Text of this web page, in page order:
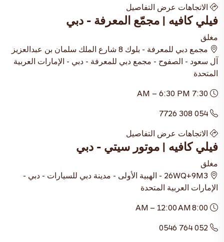
الاتجاهات عرض التفاصيل
فيلي كافيه | مجمّع المعرفة - دبي
مغلق
مجمع دبي للمعرفة - بلوك 8 شارع الملك سلمان بن عبدالعزيز
آل سعود - الصفوح - مجمع دبي للمعرفة - دبي - الإمارات العربية
المتحدة
054 308 7726
الاتجاهات عرض التفاصيل
فيلي كافيه | موتور سيتي - دبي
مغلق
26WQ+9M3 - الهبية الأولى - مدينة دبي للسيارات - دبي -
الإمارات العربية المتحدة
052 764 0546